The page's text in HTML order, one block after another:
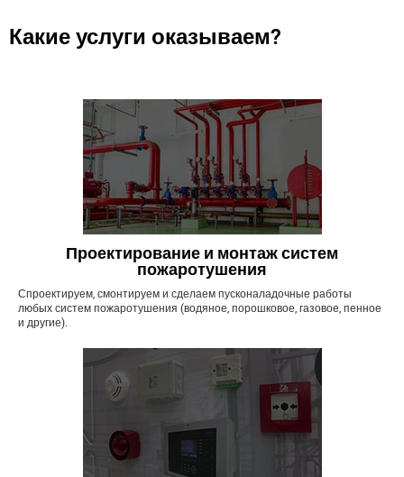
Какие услуги оказываем?
Проектирование и монтаж систем
пожаротушения
Спроектируем, смонтируем и сделаем пусконаладочные работы
любых систем пожаротушения (водяное, порошковое, газовое, пенное
и другие).